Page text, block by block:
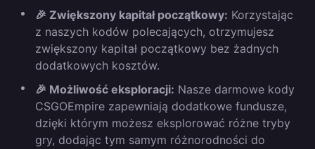
🎉 Zwiększony kapitał początkowy: Korzystając
z naszych kodów polecających, otrzymujesz
zwiększony kapitał początkowy bez żadnych
dodatkowych kosztów.
🎉 Możliwość eksploracji: Nasze darmowe kody
CSGOEmpire zapewniają dodatkowe fundusze,
dzięki którym możesz eksplorować różne tryby
gry, dodając tym samym różnorodności do